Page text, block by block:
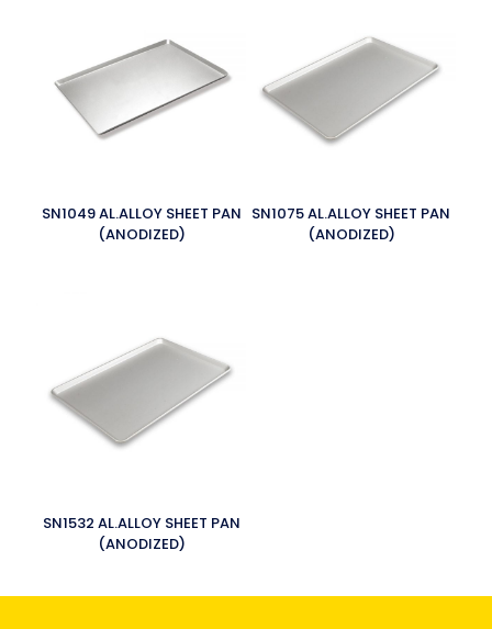
SN1049 AL.ALLOY SHEET PAN
(ANODIZED)
SN1075 AL.ALLOY SHEET PAN
(ANODIZED)
SN1532 AL.ALLOY SHEET PAN
(ANODIZED)